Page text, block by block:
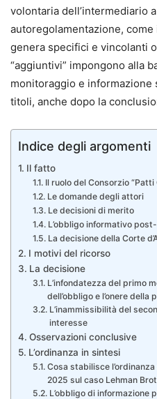
volontaria dell’intermediario
autoregolamentazione,
genera specifici e vincolanti
“aggiuntivi” impongono alla
monitoraggio e informazione
titoli, anche dopo la
Indice degli argomenti
Il fatto
Il ruolo del Consorzio “Patti
Le domande degli attori
Le decisioni di merito
L’obbligo informativo
La decisione della Corte
I motivi del ricorso
La decisione
L’infondatezza del primo
dell’obbligo e l’onere della
L’inammissibilità del
interesse
Osservazioni conclusive
L’ordinanza in sintesi
Cosa stabilisce
2025 sul caso Lehman
L’obbligo di informazione